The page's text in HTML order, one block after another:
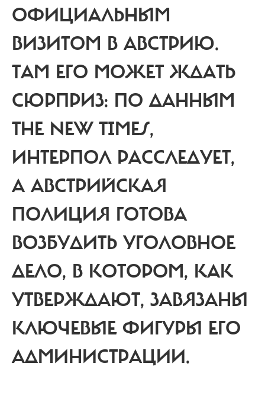
ОФИЦИАЛЬНЫМ
ВИЗИТОМ В АВСТРИЮ.
ТАМ ЕГО МОЖЕТ ЖДАТЬ
СЮРПРИЗ: ПО ДАННЫМ
THE NEW TIMES,
ИНТЕРПОЛ РАССЛЕДУЕТ,
А АВСТРИЙСКАЯ
ПОЛИЦИЯ ГОТОВА
ВОЗБУДИТЬ УГОЛОВНОЕ
ДЕЛО, В КОТОРОМ, КАК
УТВЕРЖДАЮТ, ЗАВЯЗАНЫ
КЛЮЧЕВЫЕ ФИГУРЫ ЕГО
АДМИНИСТРАЦИИ.